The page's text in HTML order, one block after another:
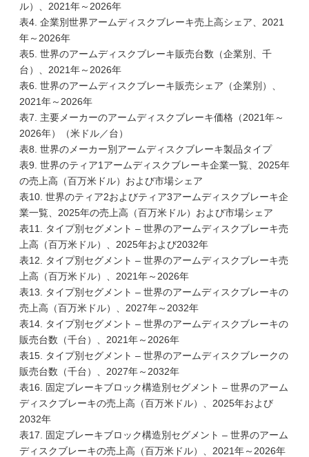
ル）、2021年～2026年
表4. 企業別世界アームディスクブレーキ売上高シェア、2021
年～2026年
表5. 世界のアームディスクブレーキ販売台数（企業別、千
台）、2021年～2026年
表6. 世界のアームディスクブレーキ販売シェア（企業別）、
2021年～2026年
表7. 主要メーカーのアームディスクブレーキ価格（2021年～
2026年）（米ドル／台）
表8. 世界のメーカー別アームディスクブレーキ製品タイプ
表9. 世界のティア1アームディスクブレーキ企業一覧、2025年
の売上高（百万米ドル）および市場シェア
表10. 世界のティア2およびティア3アームディスクブレーキ企
業一覧、2025年の売上高（百万米ドル）および市場シェア
表11. タイプ別セグメント – 世界のアームディスクブレーキ売
上高（百万米ドル）、2025年および2032年
表12. タイプ別セグメント – 世界のアームディスクブレーキ売
上高（百万米ドル）、2021年～2026年
表13. タイプ別セグメント – 世界のアームディスクブレーキの
売上高（百万米ドル）、2027年～2032年
表14. タイプ別セグメント – 世界のアームディスクブレーキの
販売台数（千台）、2021年～2026年
表15. タイプ別セグメント – 世界のアームディスクブレークの
販売台数（千台）、2027年～2032年
表16. 固定ブレーキブロック構造別セグメント – 世界のアーム
ディスクブレーキの売上高（百万米ドル）、2025年および
2032年
表17. 固定ブレーキブロック構造別セグメント – 世界のアーム
ディスクブレーキの売上高（百万米ドル）、2021年～2026年